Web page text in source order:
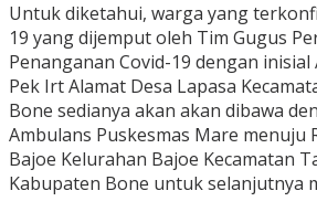
Untuk diketahui, warga yang
19 yang dijemput oleh Tim Gugus
Penanganan Covid-19 dengan inisial
Pek Irt Alamat Desa Lapasa
Bone sedianya akan akan dibawa
Ambulans Puskesmas Mare menuju
Bajoe Kelurahan Bajoe Kecamatan
Kabupaten Bone untuk selanjutnya